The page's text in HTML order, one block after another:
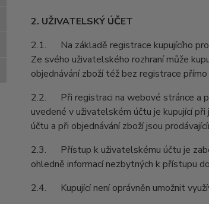
2. UŽIVATELSKÝ ÚČET
2.1. Na základě registrace kupujícího
Ze svého uživatelského rozhraní může
objednávání zboží též bez registrace
2.2. Při registraci na webové stránce a
uvedené v uživatelském účtu je kupující
účtu a při objednávání zboží jsou
2.3. Přístup k uživatelskému účtu je
ohledně informací nezbytných k přístupu
2.4. Kupující není oprávněn umožnit